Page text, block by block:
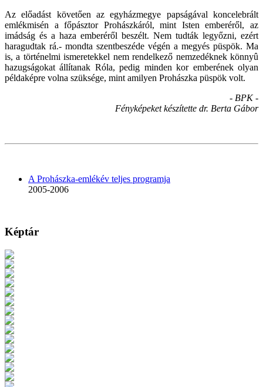
Az előadást követően az egyházmegye papságával koncelebrált
emlékmisén a főpásztor Prohászkáról, mint Isten emberéről, az
imádság és a haza emberéről beszélt. Nem tudták legyőzni, ezért
haragudtak rá.- mondta szentbeszéde végén a megyés püspök. Ma
is, a történelmi ismeretekkel nem rendelkező nemzedéknek könnyû
hazugságokat állítanak Róla, pedig minden kor emberének olyan
példaképre volna szüksége, mint amilyen Prohászka püspök volt.
- BPK -
Fényképeket készítette dr. Berta Gábor
A Prohászka-emlékév teljes programja
2005-2006
Képtár